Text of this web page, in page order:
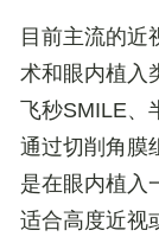
目前主流的近
术和眼内植入
飞秒SMILE、
通过切削角膜
是在眼内植入
适合高度近视